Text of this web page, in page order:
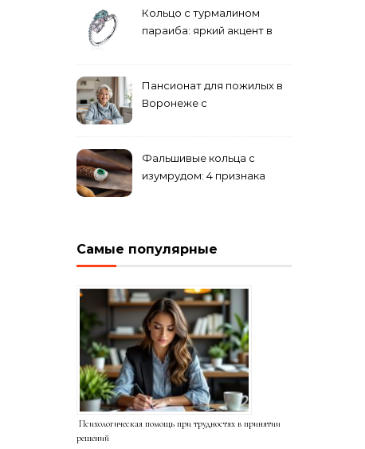
Кольцо с турмалином
параиба: яркий акцент в
Пансионат для пожилых в
Воронеже с
Фальшивые кольца с
изумрудом: 4 признака
Самые популярные
Психологическая помощь при трудностях в принятии
решений